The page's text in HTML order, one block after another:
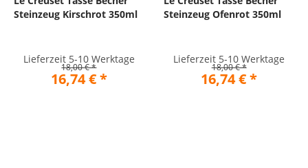
Steinzeug Kirschrot 350ml
Lieferzeit 5-10 Werktage
18,00 € *
16,74 € *
Steinzeug Ofenrot 350ml
Lieferzeit 5-10 Werktage
18,00 € *
16,74 € *